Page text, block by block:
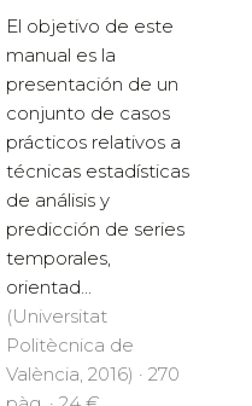
El objetivo de este
manual es la
presentación de un
conjunto de casos
prácticos relativos a
técnicas estadísticas
de análisis y
predicción de series
temporales,
orientad...
(Universitat
Politècnica de
València, 2016) · 270